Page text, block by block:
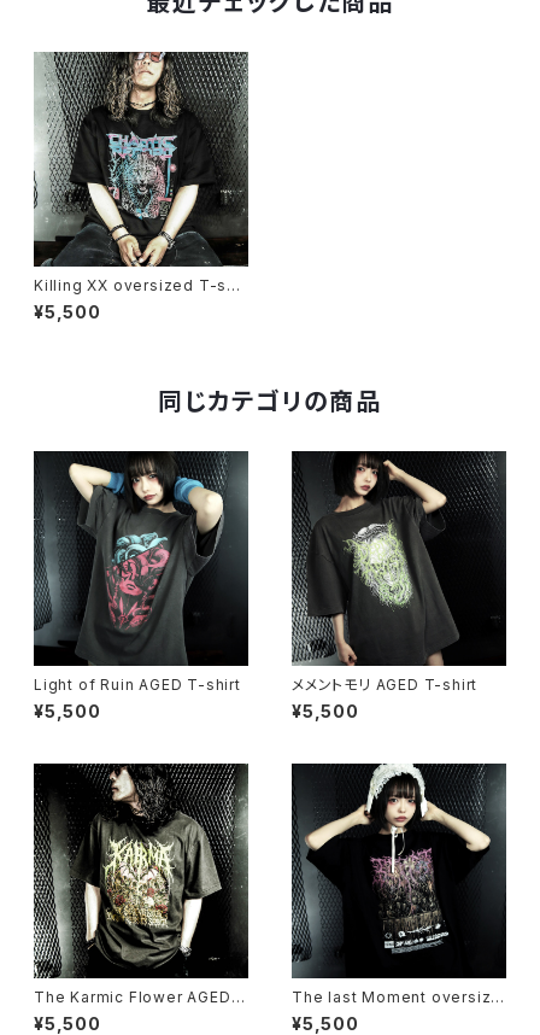
Killing XX oversized T-shir
t
¥5,500
同じカテゴリの商品
Light of Ruin AGED T-shirt
¥5,500
メメントモリ AGED T-shirt
¥5,500
The Karmic Flower AGED T
-shirt
¥5,500
The last Moment oversize
d T-shirt
¥5,500